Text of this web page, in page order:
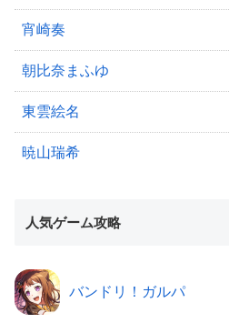
宵崎奏
朝比奈まふゆ
東雲絵名
暁山瑞希
人気ゲーム攻略
バンドリ！ガルパ